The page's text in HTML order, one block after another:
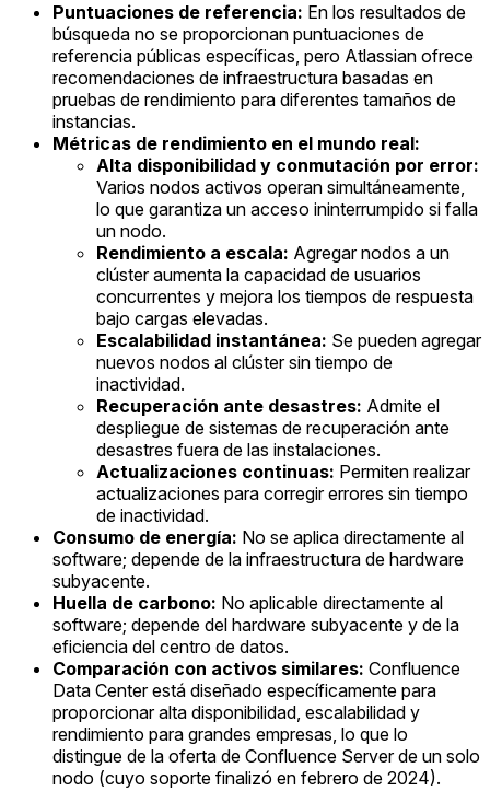
Puntuaciones de referencia: En los resultados de
búsqueda no se proporcionan puntuaciones de
referencia públicas específicas, pero Atlassian ofrece
recomendaciones de infraestructura basadas en
pruebas de rendimiento para diferentes tamaños de
instancias.
Métricas de rendimiento en el mundo real:
Alta disponibilidad y conmutación por error:
Varios nodos activos operan simultáneamente,
lo que garantiza un acceso ininterrumpido si falla
un nodo.
Rendimiento a escala: Agregar nodos a un
clúster aumenta la capacidad de usuarios
concurrentes y mejora los tiempos de respuesta
bajo cargas elevadas.
Escalabilidad instantánea: Se pueden agregar
nuevos nodos al clúster sin tiempo de
inactividad.
Recuperación ante desastres: Admite el
despliegue de sistemas de recuperación ante
desastres fuera de las instalaciones.
Actualizaciones continuas: Permiten realizar
actualizaciones para corregir errores sin tiempo
de inactividad.
Consumo de energía: No se aplica directamente al
software; depende de la infraestructura de hardware
subyacente.
Huella de carbono: No aplicable directamente al
software; depende del hardware subyacente y de la
eficiencia del centro de datos.
Comparación con activos similares: Confluence
Data Center está diseñado específicamente para
proporcionar alta disponibilidad, escalabilidad y
rendimiento para grandes empresas, lo que lo
distingue de la oferta de Confluence Server de un solo
nodo (cuyo soporte finalizó en febrero de 2024).